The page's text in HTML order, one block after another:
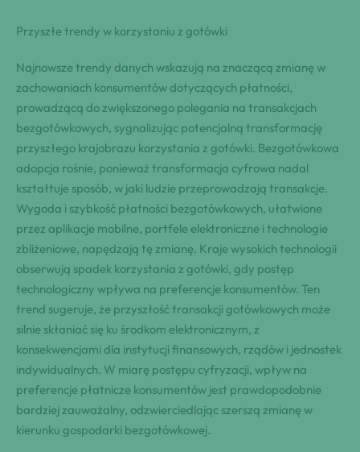
Przyszłe trendy w korzystaniu z gotówki
Najnowsze trendy danych wskazują na znaczącą zmianę w
zachowaniach konsumentów dotyczących płatności,
prowadzącą do zwiększonego polegania na transakcjach
bezgotówkowych, sygnalizując potencjalną transformację
przyszłego krajobrazu korzystania z gotówki. Bezgotówkowa
adopcja rośnie, ponieważ transformacja cyfrowa nadal
kształtuje sposób, w jaki ludzie przeprowadzają transakcje.
Wygoda i szybkość płatności bezgotówkowych, ułatwione
przez aplikacje mobilne, portfele elektroniczne i technologie
zbliżeniowe, napędzają tę zmianę. Kraje wysokich technologii
obserwują spadek korzystania z gotówki, gdy postęp
technologiczny wpływa na preferencje konsumentów. Ten
trend sugeruje, że przyszłość transakcji gotówkowych może
silnie skłaniać się ku środkom elektronicznym, z
konsekwencjami dla instytucji finansowych, rządów i jednostek
indywidualnych. W miarę postępu cyfryzacji, wpływ na
preferencje płatnicze konsumentów jest prawdopodobnie
bardziej zauważalny, odzwierciedlając szerszą zmianę w
kierunku gospodarki bezgotówkowej.